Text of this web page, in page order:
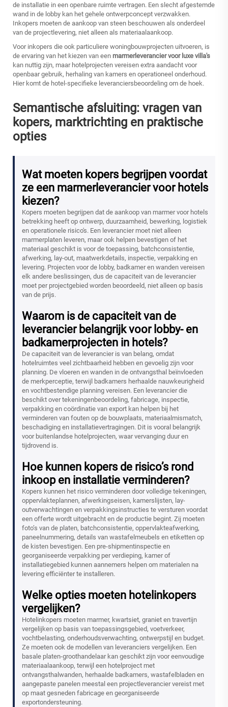
de installatie in een openbare ruimte vertragen. Een slecht afgestemde
wand in de lobby kan het gehele ontwerpconcept verzwakken.
Inkopers moeten de aankoop van steen beschouwen als onderdeel
van de projectlevering, niet alleen als materiaalaankoop.
Voor inkopers die ook particuliere woningbouwprojecten uitvoeren, is
de ervaring van het kiezen van een marmerleverancier voor luxe villa's
kan nuttig zijn, maar hotelprojecten vereisen extra aandacht voor
openbaar gebruik, herhaling van kamers en operationeel onderhoud.
Hier komt de hotel-specifieke leveranciersbeoordeling om de hoek.
Semantische afsluiting: vragen van
kopers, marktrichting en praktische
opties
Wat moeten kopers begrijpen voordat
ze een marmerleverancier voor hotels
kiezen?
Kopers moeten begrijpen dat de aankoop van marmer voor hotels
betrekking heeft op ontwerp, duurzaamheid, bewerking, logistiek
en operationele risico's. Een leverancier moet niet alleen
marmerplaten leveren, maar ook helpen bevestigen of het
materiaal geschikt is voor de toepassing, batchconsistentie,
afwerking, lay-out, maatwerkdetails, inspectie, verpakking en
levering. Projecten voor de lobby, badkamer en wanden vereisen
elk andere beslissingen, dus de capaciteit van de leverancier
moet per projectgebied worden beoordeeld, niet alleen op basis
van de prijs.
Waarom is de capaciteit van de
leverancier belangrijk voor lobby- en
badkamerprojecten in hotels?
De capaciteit van de leverancier is van belang, omdat
hotelruimtes veel zichtbaarheid hebben en gevoelig zijn voor
planning. De vloeren en wanden in de ontvangsthal beïnvloeden
de merkperceptie, terwijl badkamers herhaalde nauwkeurigheid
en vochtbestendige planning vereisen. Een leverancier die
beschikt over tekeningenbeoordeling, fabricage, inspectie,
verpakking en coördinatie van export kan helpen bij het
verminderen van fouten op de bouwplaats, materiaalmismatch,
beschadiging en installatievertragingen. Dit is vooral belangrijk
voor buitenlandse hotelprojecten, waar vervanging duur en
tijdrovend is.
Hoe kunnen kopers de risico’s rond
inkoop en installatie verminderen?
Kopers kunnen het risico verminderen door volledige tekeningen,
oppervlakteplannen, afwerkingseisen, kamerslijsten, lay-
outverwachtingen en verpakkingsinstructies te versturen voordat
een offerte wordt uitgebracht en de productie begint. Zij moeten
foto’s van de platen, batchconsistentie, oppervlakteafwerking,
paneelnummering, details van wastafelmeubels en etiketten op
de kisten bevestigen. Een pre-shipmentinspectie en
georganiseerde verpakking per verdieping, kamer of
installatiegebied kunnen aannemers helpen om materialen na
levering efficiënter te installeren.
Welke opties moeten hotelinkopers
vergelijken?
Hotelinkopers moeten marmer, kwartsiet, graniet en travertijn
vergelijken op basis van toepassingsgebied, voetverkeer,
vochtbelasting, onderhoudsverwachting, ontwerpstijl en budget.
Ze moeten ook de modellen van leveranciers vergelijken. Een
basale platen-groothandelaar kan geschikt zijn voor eenvoudige
materiaalaankoop, terwijl een hotelproject met
ontvangsthalwanden, herhaalde badkamers, wastafelbladen en
aangepaste panelen meestal een projectleverancier vereist met
op maat gesneden fabricage en georganiseerde
exportondersteuning.